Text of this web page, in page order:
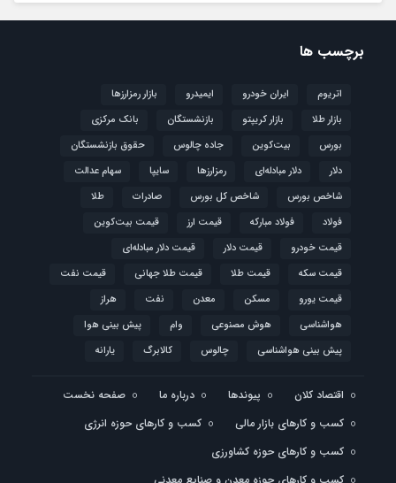
برچسب ها
اتریوم ایران خودرو ایمیدرو
بازار رمزارزها
بازار طلا
بازار کریپتو بازنشستگان
بانک مرکزی
بورس
بیت‌کوین جاده چالوس
حقوق بازنشستگان
دلار
دلار مبادله‌ای رمزارزها سایپا
سهام عدالت
شاخص بورس
شاخص کل بورس صادرات
طلا
فولاد
فولاد مبارکه قیمت ارز
قیمت بیت‌کوین
قیمت خودرو
قیمت دلار
قیمت دلار مبادله‌ای
قیمت سکه
قیمت طلا قیمت طلا جهانی
قیمت نفت
قیمت یورو
مسکن معدن نفت
هراز
هواشناسی
هوش مصنوعی وام
پیش بینی هوا
پیش بینی هواشناسی
چالوس کالابرگ یارانه
اقتصاد کلان پیوندها درباره ما
صفحه نخست
کسب و کارهای بازار مالی
کسب و کارهای حوزه انرژی
کسب و کارهای حوزه کشاورزی